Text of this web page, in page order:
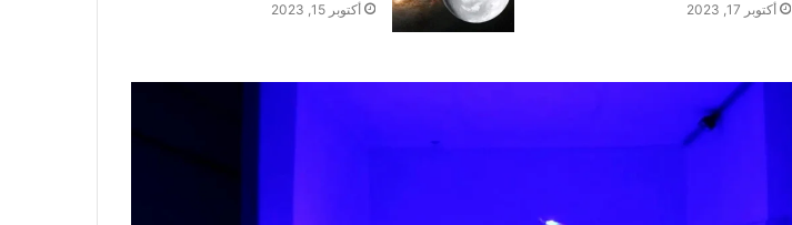
أكتوبر 17, 2023 أكتوبر 15, 2023